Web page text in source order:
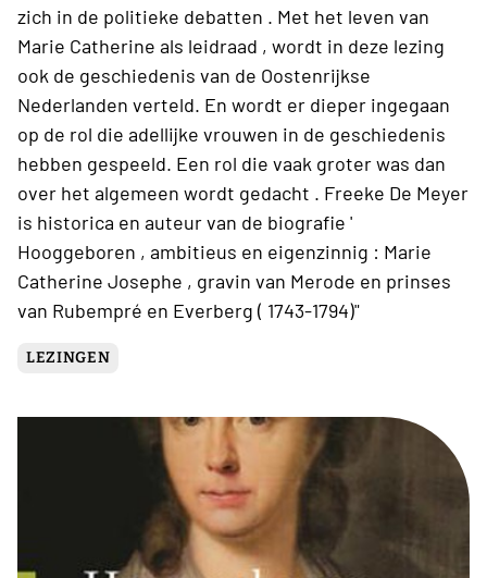
zich in de politieke debatten . Met het leven van
Marie Catherine als leidraad , wordt in deze lezing
ook de geschiedenis van de Oostenrijkse
Nederlanden verteld. En wordt er dieper ingegaan
op de rol die adellijke vrouwen in de geschiedenis
hebben gespeeld. Een rol die vaak groter was dan
over het algemeen wordt gedacht . Freeke De Meyer
is historica en auteur van de biografie '
Hooggeboren , ambitieus en eigenzinnig : Marie
Catherine Josephe , gravin van Merode en prinses
van Rubempré en Everberg ( 1743-1794)"
LEZINGEN